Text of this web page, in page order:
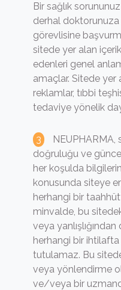
Bir sağlık
derhal doktorunuza
görevlisine
sitede yer alan
edenleri genel
amaçlar. Sitede yer
reklamlar, tıbbi
tedaviye yönelik
NEUPHARMA,
doğruluğu ve
her koşulda
konusunda siteye
herhangi bir
minvalde, bu
veya
herhangi bir
tutulamaz. Bu
veya yönlendirme
ve/veya bir